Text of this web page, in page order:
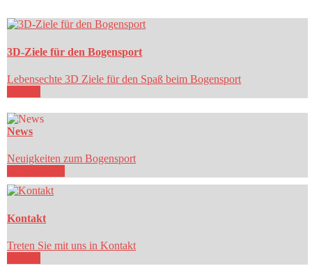
3D-Ziele für den Bogensport
Lebensechte 3D Ziele für den Spaß beim Bogensport
News
Neuigkeiten zum Bogensport
Kontakt
Treten Sie mit uns in Kontakt